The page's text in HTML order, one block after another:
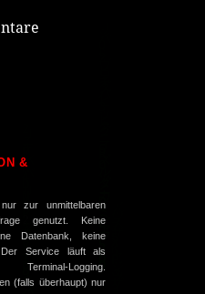
&
zur unmittelbaren
genutzt. Keine
Datenbank, keine
Service läuft als
Logging.
(falls überhaupt) nur